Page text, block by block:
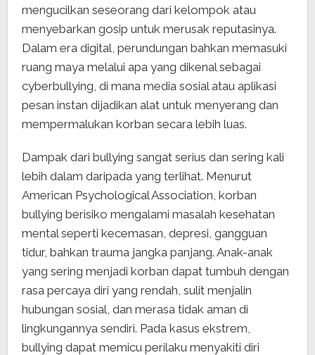
mengucilkan seseorang dari kelompok atau
menyebarkan gosip untuk merusak reputasinya.
Dalam era digital, perundungan bahkan memasuki
ruang maya melalui apa yang dikenal sebagai
cyberbullying, di mana media sosial atau aplikasi
pesan instan dijadikan alat untuk menyerang dan
mempermalukan korban secara lebih luas.
Dampak dari bullying sangat serius dan sering kali
lebih dalam daripada yang terlihat. Menurut
American Psychological Association, korban
bullying berisiko mengalami masalah kesehatan
mental seperti kecemasan, depresi, gangguan
tidur, bahkan trauma jangka panjang. Anak-anak
yang sering menjadi korban dapat tumbuh dengan
rasa percaya diri yang rendah, sulit menjalin
hubungan sosial, dan merasa tidak aman di
lingkungannya sendiri. Pada kasus ekstrem,
bullying dapat memicu perilaku menyakiti diri